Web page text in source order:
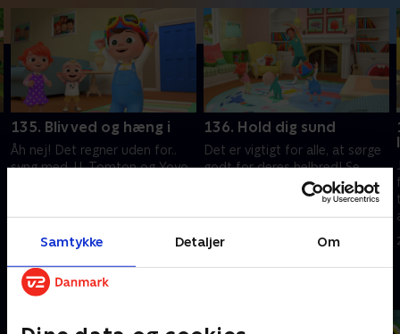
Samtykke Detaljer Om
135. Bliv ved og hæng i
Åh nej! Det regner uden for..
syng med JJ, Tomton og Yoyo,
136. Hold dig sund
Det er vigtigt for alle, at sørge
godt for deres helbred! Se
med og syng med JJ og hans
familie, når de prøver at
forblive raske!
Andre så også